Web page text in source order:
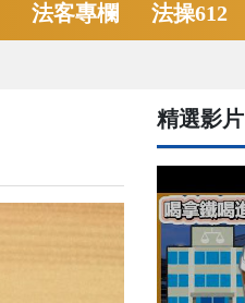
法客專欄 法操612
精選影片